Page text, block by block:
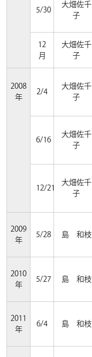
5/30
大畑佐千
子
12
月
大畑佐千
子
2008
年
2/4
大畑佐千
子
6/16
大畑佐千
子
12/21
大畑佐千
子
2009
年
5/28 島 和枝
2010
年
5/27 島 和枝
2011
年
6/4 島 和枝